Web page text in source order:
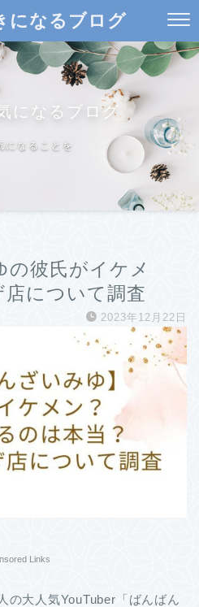
になるブログ
になるブログ
になることを
彼氏がイケメ
店について調査
2023年12月22日
Links
の大人気YouTuber「ばんばん